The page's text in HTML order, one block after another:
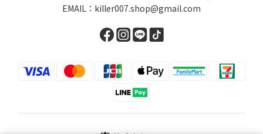
EMAIL：killer007.shop@gmail.com